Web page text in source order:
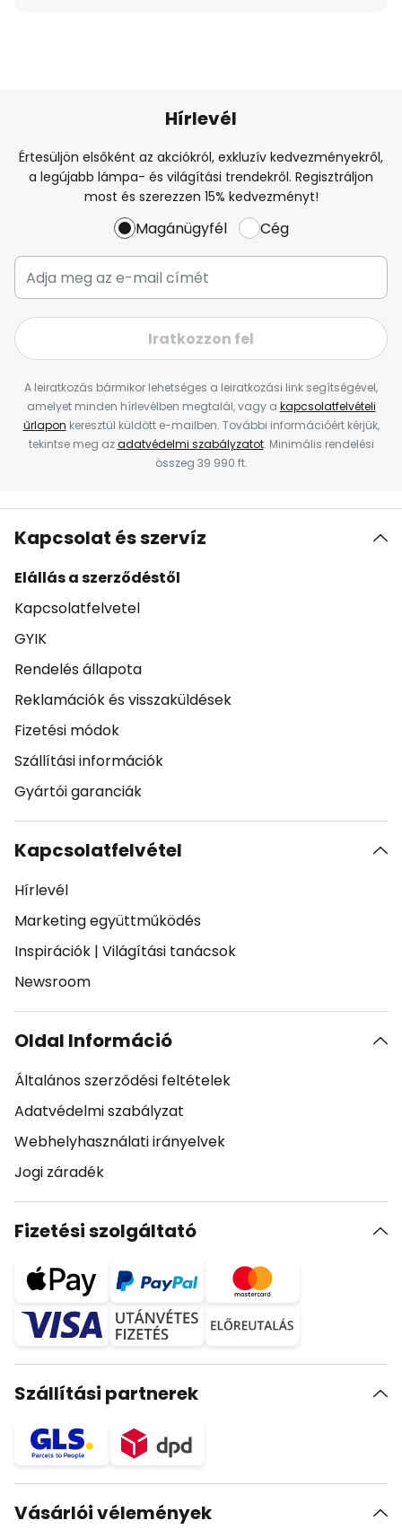
Hírlevél
Értesüljön elsőként az akciókról, exkluzív kedvezményekről,
a legújabb lámpa- és világítási trendekről. Regisztráljon
most és szerezzen 15% kedvezményt!
Magánügyfél Cég
Iratkozzon fel
A leiratkozás bármikor lehetséges a leiratkozási link segítségével,
amelyet minden hírlevélben megtalál, vagy a kapcsolatfelvételi
űrlapon keresztül küldött e-mailben. További információért kérjük,
tekintse meg azadatvédelmi szabályzatot. Minimális rendelési
összeg 39 990 ft.
Kapcsolat és szervíz
Elállás a szerződéstől
Kapcsolatfelvetel
GYIK
Rendelés állapota
Reklamációk és visszaküldések
Fizetési módok
Szállítási információk
Gyártói garanciák
Kapcsolatfelvétel
Hírlevél
Marketing együttműködés
Inspirációk | Világítási tanácsok
Newsroom
Oldal Információ
Általános szerződési feltételek
Adatvédelmi szabályzat
Webhelyhasználati irányelvek
Jogi záradék
Fizetési szolgáltató
Szállítási partnerek
Vásárlói vélemények